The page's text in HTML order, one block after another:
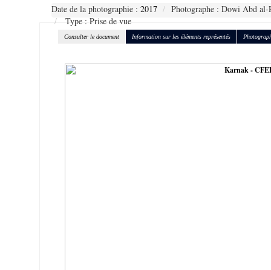
Date de la photographie : 2017
Photographe : Dowi Abd
Type : Prise de vue
Consulter le document Information sur les éléments représentés